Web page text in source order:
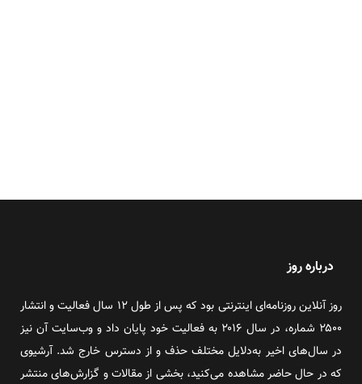
درباره روز
روز آنلاین روزنامه‌ای اینترنتی بود که پس از طول ۱۲ سال فعالیت و انتشار
۲۵۰۰ شماره، در سال ۲۰۱۶ به فعالیت خود پایان داد و وب‌سایت آن نیز
در سال‌های اخیر به‌دلایل مختلف حذف و از دسترس خارج شد. آرشیوی
که در حال حاضر مشاهده می‌کنید، بخشی از مقالات و گزارش‌های منتشر